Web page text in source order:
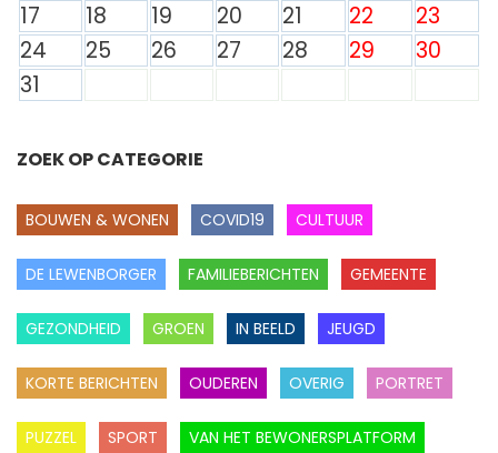
17
18 19 20 21 22
23
24
25 26 27 28 29
30
31
ZOEK OP CATEGORIE
BOUWEN & WONEN COVID19 CULTUUR
DE LEWENBORGER FAMILIEBERICHTEN GEMEENTE
GEZONDHEID GROEN IN BEELD JEUGD
KORTE BERICHTEN OUDEREN OVERIG PORTRET
PUZZEL SPORT VAN HET BEWONERSPLATFORM